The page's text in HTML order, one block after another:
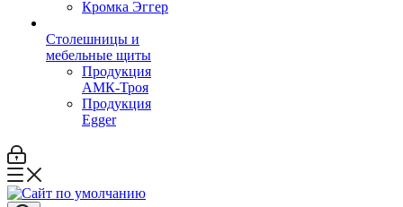
Кромка Эггер
Столешницы и
мебельные щиты
Продукция
АМК-Троя
Продукция
Egger